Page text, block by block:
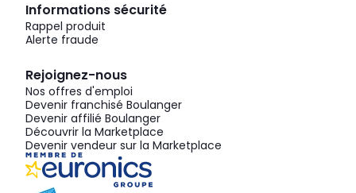
Informations sécurité
Rappel produit
Alerte fraude
Rejoignez-nous
Nos offres d'emploi
Devenir franchisé Boulanger
Devenir affilié Boulanger
Découvrir la Marketplace
Devenir vendeur sur la Marketplace